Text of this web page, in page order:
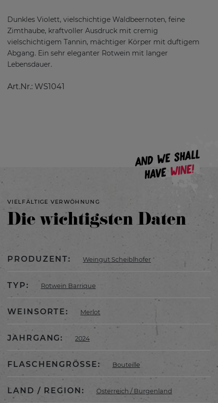
Dunkles Violett, vielschichtige Waldbeernoten, feine
Zimthaube, kraftvoller Ausdruck mit cremig
vielschichtigem Tannin, mächtiger Körper mit duftigem
Abgang. Ein sehr eleganter Rotwein mit langer
Lebensdauer.
Art.Nr.: WS1041
VIELFÄLTIGE VERWÖHNUNG
Die wichtigsten Daten
PRODUZENT: Weingut Scheiblhofer
TYP: Rotwein Barrique
WEINSORTE: Merlot
JAHRGANG: 2024
FLASCHENGRÖSSE: Bouteille
LAND / REGION: Österreich / Burgenland